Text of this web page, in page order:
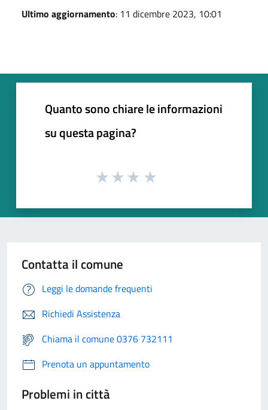
Ultimo aggiornamento: 11 dicembre 2023, 10:01
Quanto sono chiare le informazioni
su questa pagina?
Contatta il comune
Leggi le domande frequenti
Richiedi Assistenza
Chiama il comune 0376 732111
Prenota un appuntamento
Problemi in città